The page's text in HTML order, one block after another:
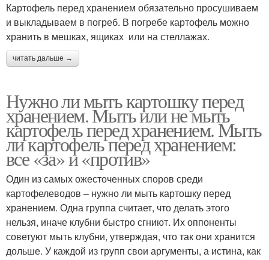
Картофель перед хранением обязательно просушиваем
и выкладываем в погреб. В погребе картофель можно
хранить в мешках, ящиках или на стеллажах.
читать дальше →
Нужно ли мыть картошку перед
хранением. Мыть или не мыть
картофель перед хранением. Мыть
ли картофель перед хранением:
все «за» и «против»
Один из самых ожесточенных споров среди
картофелеводов – нужно ли мыть картошку перед
хранением. Одна группа считает, что делать этого
нельзя, иначе клубни быстро сгниют. Их оппоненты
советуют мыть клубни, утверждая, что так они хранится
дольше. У каждой из групп свои аргументы, а истина, как